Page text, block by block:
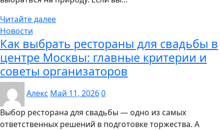
Читайте далее
Новости
Как выбрать рестораны для свадьбы в
центре Москвы: главные критерии и
советы организаторов
Алекс Май 11, 20260
Выбор ресторана для свадьбы — одно из самых
ответственных решений в подготовке торжества. А